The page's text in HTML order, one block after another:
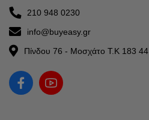
210 948 0230
info@buyeasy.gr
Πίνδου 76 - Μοσχάτο Τ.Κ 183 44